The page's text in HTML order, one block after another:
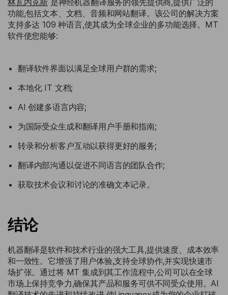
功能,包括文本、文档、音频和网站翻译。该公司的解决方案
支持多达 109 种语言,使其成为全球企业的多功能选择。MT
软件使您能够:
翻译软件界面以满足全球用户群的需求;
本地化 IT 文档;
AI 创建多语言内容;
为国际受众生成和翻译用户手册和指南;
转录和分析客户互动以获得更好的服务;
翻译内部沟通以促进不同语言的团队合作;
获取技术会议和讨论的准确文本记录。
结论
机器翻译是软件和技术行业的强大工具,提供速度、成本效率
和一致性。它增强了用户体验,支持全球协作,并实现快速市
场扩张。通过将 MT 集成到其工作流程中,公司可以在全球
市场上保持竞争力,确保其产品和服务可供不同受众使用。AI